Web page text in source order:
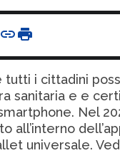
tutti i cittadini
sanitaria e e
Nel
all’interno
universale.